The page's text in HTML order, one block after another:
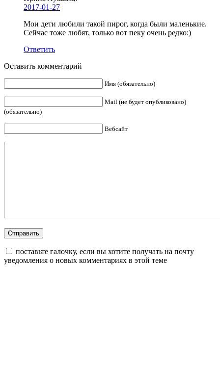
2017-01-27
Мои дети любили такой пирог, когда были маленькие.
Сейчас тоже любят, только вот пеку очень редко:)
Ответить
Оставить комментарий
Имя (обязательно)
Mail (не будет опубликовано)
(обязательно)
Вебсайт
поставьте галочку, если вы хотите получать на почту
уведомления о новых комментариях в этой теме